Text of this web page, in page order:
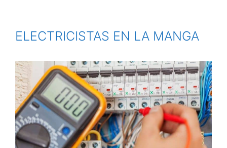
ELECTRICISTAS EN LA MANGA